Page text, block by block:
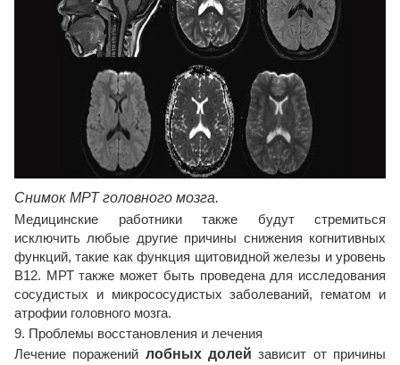
Снимок МРТ головного мозга.
Медицинские работники также будут стремиться
исключить любые другие причины снижения когнитивных
функций, такие как функция щитовидной железы и уровень
B12. МРТ также может быть проведена для исследования
сосудистых и микрососудистых заболеваний, гематом и
атрофии головного мозга.
9. Проблемы восстановления и лечения
Лечение поражений лобных долей зависит от причины